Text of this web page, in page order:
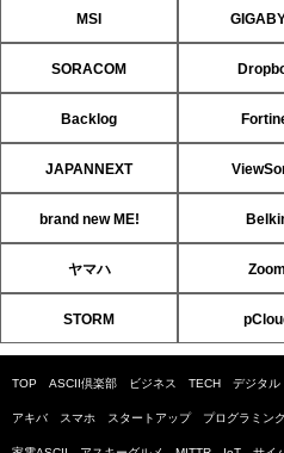
MSI
SORACOM
Backlog
JAPANNEXT
brand new ME!
ヤマハ Zoom
STORM
TOP ASCII倶楽部 ビジネス TECH デジタル
アキバ スマホ スタートアップ プログラミン